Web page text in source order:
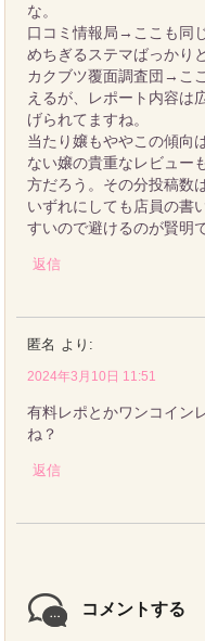
な。
口コミ情報局→ここも同
めちぎるステマばっかり
カクブツ覆面調査団→こ
えるが、レポート内容は
げられてますね。
当たり嬢もややこの傾向
ない嬢の貴重なレビュー
方だろう。その分投稿数
いずれにしても店員の書
すいので避けるのが賢明
返信
匿名 より:
2024年3月10日 11:51
有料レポとかワンコイン
ね？
返信
コメントする